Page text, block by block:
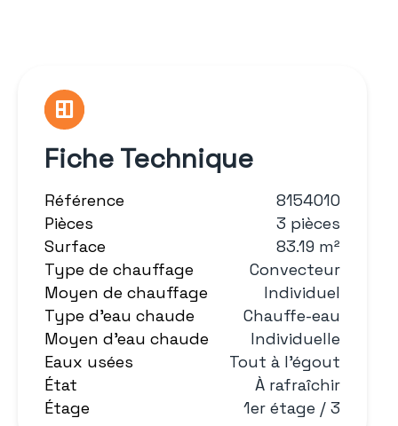
Fiche Technique
Référence
8154010
Pièces
3 pièces
Surface
83.19 m²
Type de chauffage
Convecteur
Moyen de chauffage
Individuel
Type d'eau chaude
Chauffe-eau
Moyen d'eau chaude
Individuelle
Eaux usées
Tout à l'égout
État
À rafraîchir
Étage
1er étage / 3